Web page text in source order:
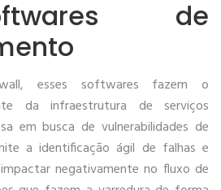
de
esses softwares fazem o
da infraestrutura de serviços
em busca de vulnerabilidades de
a identificação ágil de falhas e
negativamente no fluxo de